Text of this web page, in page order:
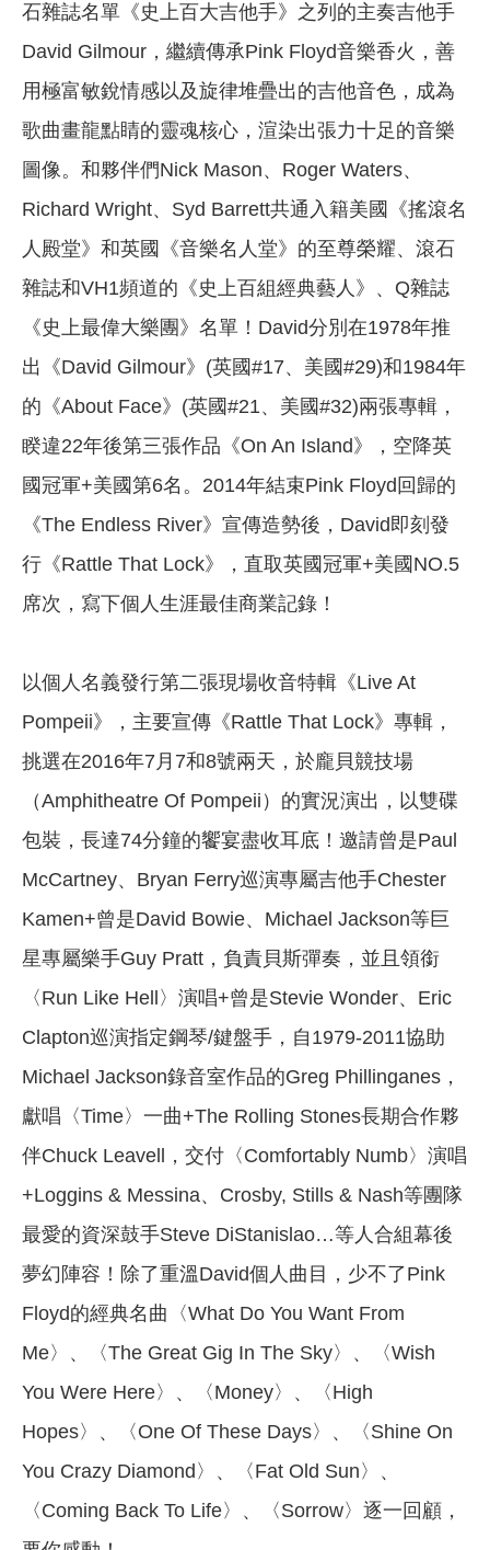
石雜誌名單《史上百大吉他手》之列的主奏吉他手
David Gilmour，繼續傳承Pink Floyd音樂香火，善
用極富敏銳情感以及旋律堆疊出的吉他音色，成為
歌曲畫龍點睛的靈魂核心，渲染出張力十足的音樂
圖像。和夥伴們Nick Mason、Roger Waters、
Richard Wright、Syd Barrett共通入籍美國《搖滾名
人殿堂》和英國《音樂名人堂》的至尊榮耀、滾石
雜誌和VH1頻道的《史上百組經典藝人》、Q雜誌
《史上最偉大樂團》名單！David分別在1978年推
出《David Gilmour》(英國#17、美國#29)和1984年
的《About Face》(英國#21、美國#32)兩張專輯，
睽違22年後第三張作品《On An Island》，空降英
國冠軍+美國第6名。2014年結束Pink Floyd回歸的
《The Endless River》宣傳造勢後，David即刻發
行《Rattle That Lock》，直取英國冠軍+美國NO.5
席次，寫下個人生涯最佳商業記錄！
以個人名義發行第二張現場收音特輯《Live At
Pompeii》，主要宣傳《Rattle That Lock》專輯，
挑選在2016年7月7和8號兩天，於龐貝競技場
（Amphitheatre Of Pompeii）的實況演出，以雙碟
包裝，長達74分鐘的饗宴盡收耳底！邀請曾是Paul
McCartney、Bryan Ferry巡演專屬吉他手Chester
Kamen+曾是David Bowie、Michael Jackson等巨
星專屬樂手Guy Pratt，負責貝斯彈奏，並且領銜
〈Run Like Hell〉演唱+曾是Stevie Wonder、Eric
Clapton巡演指定鋼琴/鍵盤手，自1979-2011協助
Michael Jackson錄音室作品的Greg Phillinganes，
獻唱〈Time〉一曲+The Rolling Stones長期合作夥
伴Chuck Leavell，交付〈Comfortably Numb〉演唱
+Loggins & Messina、Crosby, Stills & Nash等團隊
最愛的資深鼓手Steve DiStanislao…等人合組幕後
夢幻陣容！除了重溫David個人曲目，少不了Pink
Floyd的經典名曲〈What Do You Want From
Me〉、〈The Great Gig In The Sky〉、〈Wish
You Were Here〉、〈Money〉、〈High
Hopes〉、〈One Of These Days〉、〈Shine On
You Crazy Diamond〉、〈Fat Old Sun〉、
〈Coming Back To Life〉、〈Sorrow〉逐一回顧，